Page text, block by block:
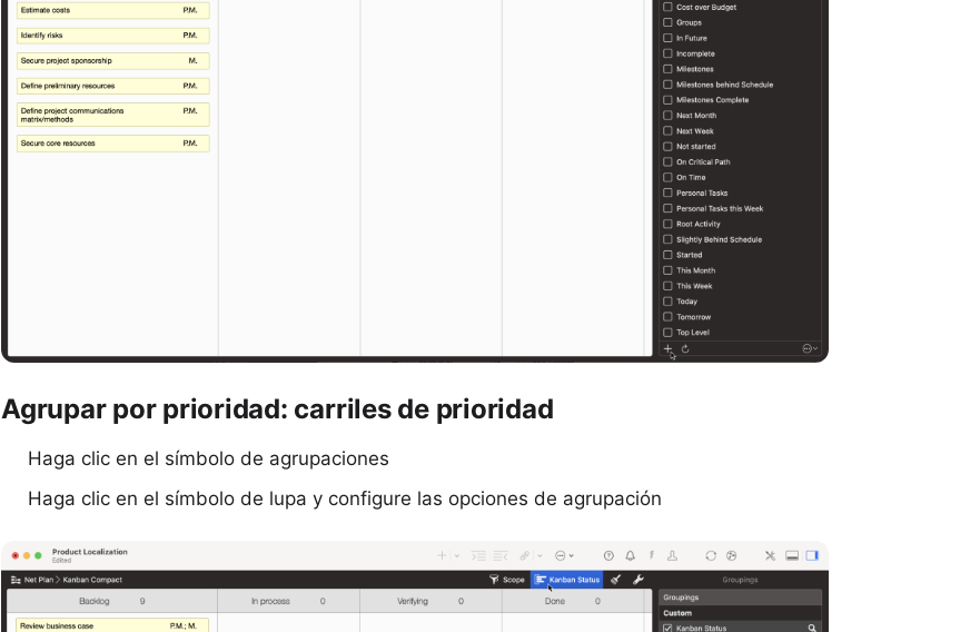
Agrupar por prioridad: carriles de prioridad
Haga clic en el símbolo de agrupaciones
Haga clic en el símbolo de lupa y configure las opciones de agrupación